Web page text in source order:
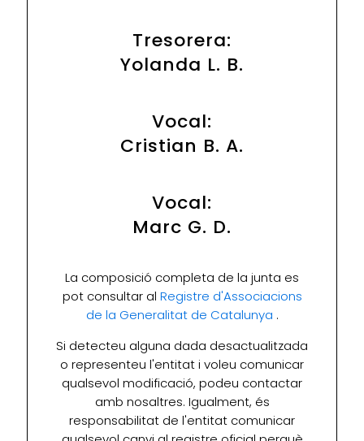
Tresorera:
Yolanda L. B.
Vocal:
Cristian B. A.
Vocal:
Marc G. D.
La composició completa de la junta es
pot consultar al Registre d'Associacions
de la Generalitat de Catalunya .
Si detecteu alguna dada desactualitzada
o representeu l'entitat i voleu comunicar
qualsevol modificació, podeu contactar
amb nosaltres. Igualment, és
responsabilitat de l'entitat comunicar